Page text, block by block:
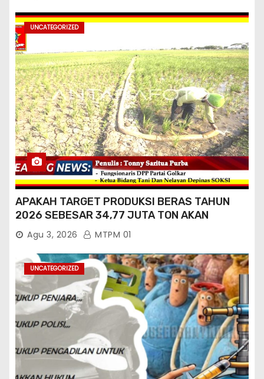
UNCATEGORIZED
APAKAH TARGET PRODUKSI BERAS TAHUN
2026 SEBESAR 34,77 JUTA TON AKAN
TERCAPAI ?
Agu 3, 2026 MTPM 01
UNCATEGORIZED